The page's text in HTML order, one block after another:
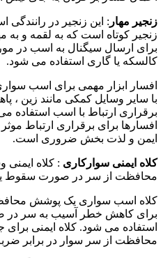
زنجیر مهار : این زنجیر در
زنجیر کوتاه است که به لقمه و
برای ارسال سیگنال به اسب در
کالسکه یا گاری استفاده می شود.
افسار ابزار مهمی برای اسب
با سایر وسایل کمکی مانند زین ،
برقراری ارتباط با اسب استفاده
افسارها برای برقراری ارتباط
ایمن و لذت بخش ضروری است.
کلاه ایمنی سوارکاری : کلاه
محافظت از سر در صورت سقوط
کلاه اسب سواری یک پوشش
برای کاهش خطر آسیب به سر در
استفاده می شود. کلاه ایمنی
محافظت از سر سوار در برابر